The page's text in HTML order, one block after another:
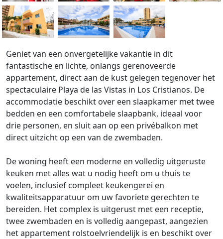
Geniet van een onvergetelijke vakantie in dit
fantastische en lichte, onlangs gerenoveerde
appartement, direct aan de kust gelegen tegenover het
spectaculaire Playa de las Vistas in Los Cristianos. De
accommodatie beschikt over een slaapkamer met twee
bedden en een comfortabele slaapbank, ideaal voor
drie personen, en sluit aan op een privébalkon met
direct uitzicht op een van de zwembaden.
De woning heeft een moderne en volledig uitgeruste
keuken met alles wat u nodig heeft om u thuis te
voelen, inclusief compleet keukengerei en
kwaliteitsapparatuur om uw favoriete gerechten te
bereiden. Het complex is uitgerust met een receptie,
twee zwembaden en is volledig aangepast, aangezien
het appartement rolstoelvriendelijk is en beschikt over